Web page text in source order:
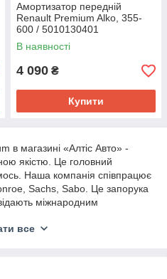
Амортизатор передній
Renault Premium Alko, 355-
600 / 5010130401
В наявності
4 090 ₴
Купити
в магазині «Алтіс Авто» -
якістю. Це головний
Наша компанія співпрацює
Sachs, Sabo. Це запорука
міжнародним
тягачів саме у нас!
Premium у
все